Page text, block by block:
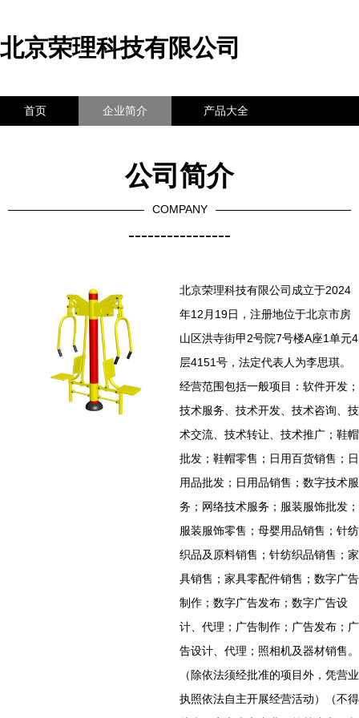
北京荣理科技有限公司
首页 企业简介 产品大全
公司简介
COMPANY
----------------
北京荣理科技有限公司成立于2024
年12月19日，注册地位于北京市房
山区洪寺街甲2号院7号楼A座1单元4
层4151号，法定代表人为李思琪。
经营范围包括一般项目：软件开发；
技术服务、技术开发、技术咨询、技
术交流、技术转让、技术推广；鞋帽
批发；鞋帽零售；日用百货销售；日
用品批发；日用品销售；数字技术服
务；网络技术服务；服装服饰批发；
服装服饰零售；母婴用品销售；针纺
织品及原料销售；针纺织品销售；家
具销售；家具零配件销售；数字广告
制作；数字广告发布；数字广告设
计、代理；广告制作；广告发布；广
告设计、代理；照相机及器材销售。
（除依法须经批准的项目外，凭营业
执照依法自主开展经营活动）（不得